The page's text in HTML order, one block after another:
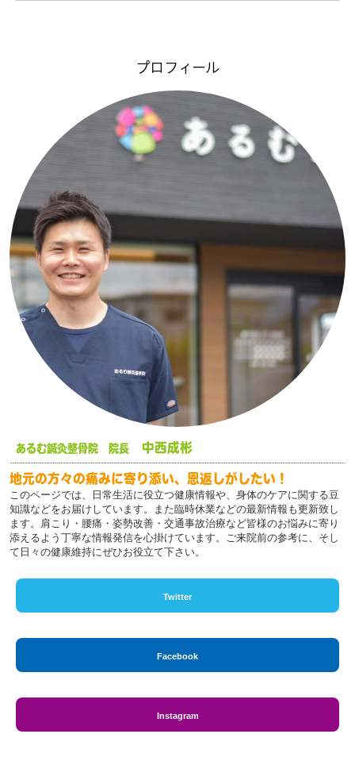
プロフィール
あるむ鍼灸整骨院 院長
中西成彬
地元の方々の痛みに寄り添い、恩返しがしたい！
このページでは、日常生活に役立つ健康情報や、身体のケアに関する豆
知識などをお届けしています。また臨時休業などの最新情報も更新致し
ます。肩こり・腰痛・姿勢改善・交通事故治療など皆様のお悩みに寄り
添えるよう丁寧な情報発信を心掛けています。ご来院前の参考に、そし
て日々の健康維持にぜひお役立て下さい。
Twitter
Facebook
Instagram